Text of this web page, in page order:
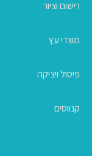
רישום וציור
מוצרי עץ
פיסול ויציקה
קנווסים